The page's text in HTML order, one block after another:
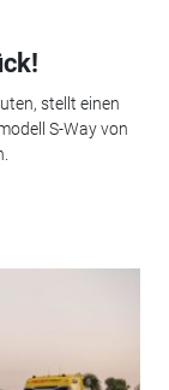
stellt einen
S-Way von